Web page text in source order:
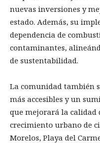
nuevas inversiones y
estado. Además, su
dependencia de
contaminantes,
de sustentabilidad.
La comunidad también
más accesibles y un
que mejorará la calidad
crecimiento urbano de
Morelos, Playa del